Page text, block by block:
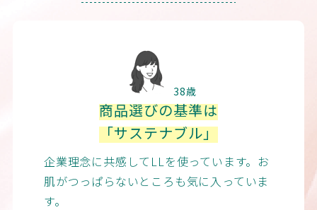
38歳
商品選びの基準は
「サステナブル」
企業理念に共感してLLを使っています。お
肌がつっぱらないところも気に入っていま
す。